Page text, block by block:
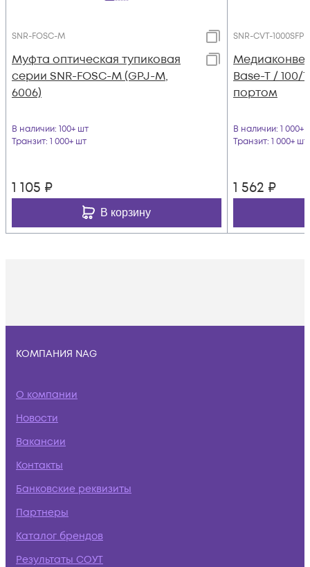
SNR-FOSC-M
Муфта оптическая тупиковая
серии SNR-FOSC-M (GPJ-M,
6006)
В наличии: 100+ шт
Транзит: 1 000+ шт
1 105 ₽
В корзину
SNR-CVT-1000SFP
Base-T / 100/
портом
В наличии: 1 000+
Транзит: 1 000+ шт
1 562 ₽
КОМПАНИЯ NAG
О компании
Новости
Вакансии
Контакты
Банковские реквизиты
Партнеры
Каталог брендов
Результаты СОУТ